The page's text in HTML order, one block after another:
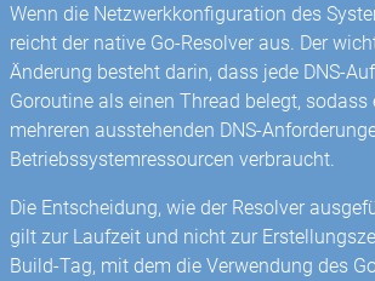
Wenn die Netzwerkkonfiguration des
reicht der native Go-Resolver aus. Der
Änderung besteht darin, dass jede DNS-
Goroutine als einen Thread belegt,
mehreren ausstehenden DNS-
Betriebssystemressourcen verbraucht.
Die Entscheidung, wie der Resolver
gilt zur Laufzeit und nicht zur
Build-Tag, mit dem die Verwendung des